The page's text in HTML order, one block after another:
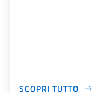
SCOPRI TUTTO